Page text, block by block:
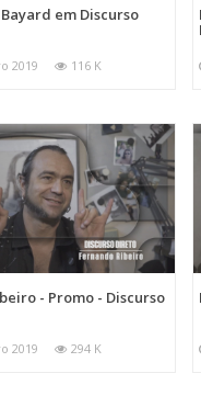
em Discurso
2019 116 K
- Promo - Discurso
2019 294 K